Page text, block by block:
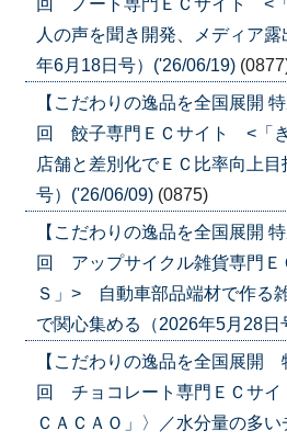
人の声を聞き開発、メディア
年6月18日号）('26/06/19)
【こだわりの逸品を全国展開
回 餃子専門ＥＣサイト <「
店舗と差別化でＥＣ比率向上目
号）('26/06/09) (0875)
【こだわりの逸品を全国展開
回 アップサイクル雑貨専門
Ｓ」> 自動車部品端材で作る
で関心集める（2026年5月28日
【こだわりの逸品を全国展開
回 チョコレート専門ＥＣサ
ＣＡＣＡＯ」〉／水分量の多